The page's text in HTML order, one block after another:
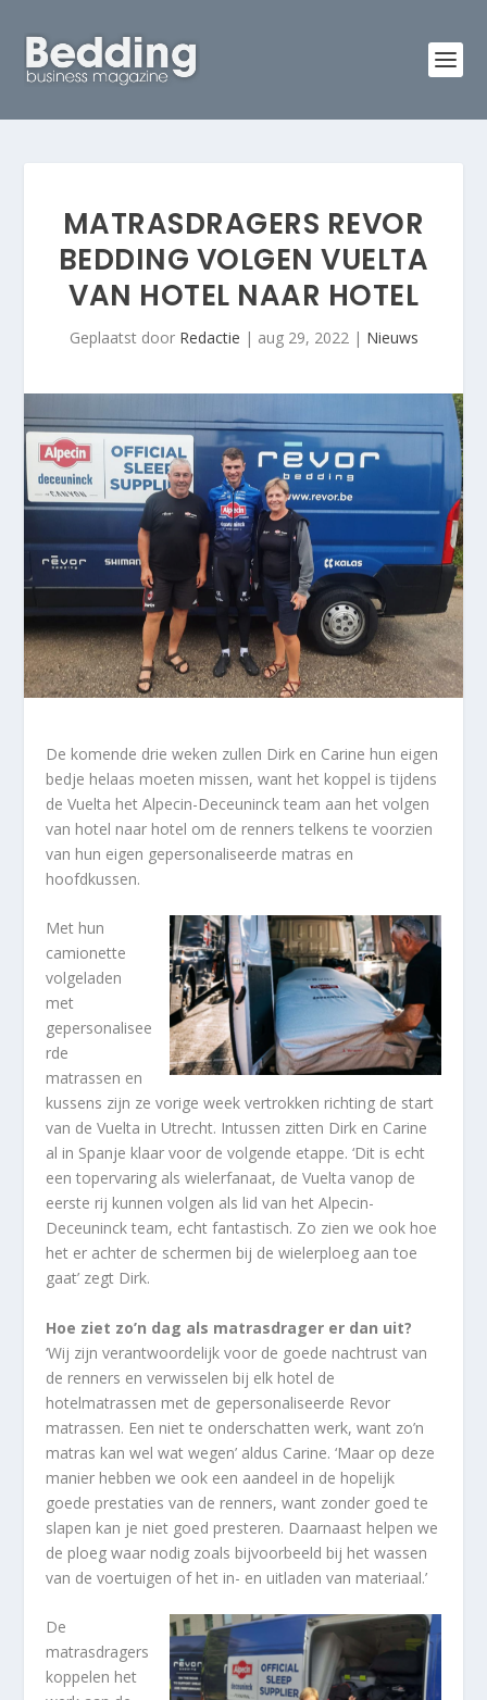
MATRASDRAGERS REVOR
BEDDING VOLGEN VUELTA
VAN HOTEL NAAR HOTEL
Geplaatst door Redactie | aug 29, 2022| Nieuws
De komende drie weken zullen Dirk en Carine hun eigen
bedje helaas moeten missen, want het koppel is tijdens
de Vuelta het Alpecin-Deceuninck team aan het volgen
van hotel naar hotel om de renners telkens te voorzien
van hun eigen gepersonaliseerde matras en
hoofdkussen.
Met hun
camionette
volgeladen
met
gepersonalisee
rde
matrassen en
kussens zijn ze vorige week vertrokken richting de start
van de Vuelta in Utrecht. Intussen zitten Dirk en Carine
al in Spanje klaar voor de volgende etappe. ‘Dit is echt
een topervaring als wielerfanaat, de Vuelta vanop de
eerste rij kunnen volgen als lid van het Alpecin-
Deceuninck team, echt fantastisch. Zo zien we ook hoe
het er achter de schermen bij de wielerploeg aan toe
gaat’ zegt Dirk.
Hoe ziet zo’n dag als matrasdrager er dan uit?
‘Wij zijn verantwoordelijk voor de goede nachtrust van
de renners en verwisselen bij elk hotel de
hotelmatrassen met de gepersonaliseerde Revor
matrassen. Een niet te onderschatten werk, want zo’n
matras kan wel wat wegen’ aldus Carine. ‘Maar op deze
manier hebben we ook een aandeel in de hopelijk
goede prestaties van de renners, want zonder goed te
slapen kan je niet goed presteren. Daarnaast helpen we
de ploeg waar nodig zoals bijvoorbeeld bij het wassen
van de voertuigen of het in- en uitladen van materiaal.’
De
matrasdragers
koppelen het